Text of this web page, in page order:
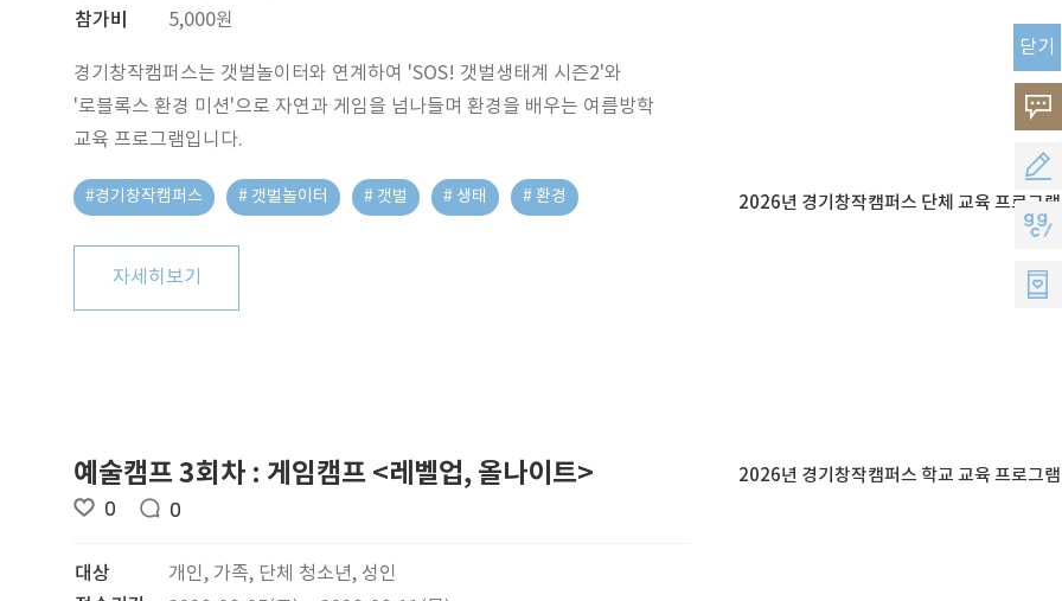
고
의
리
공
모
지
지
스
닫기
참가비
5,000원
경기창작캠퍼스는 갯벌놀이터와 연계하여 'SOS! 갯벌생태계 시즌2'와
'로블록스 환경 미션'으로 자연과 게임을 넘나들며 환경을 배우는 여름방학
교육 프로그램입니다.
#경기창작캠퍼스 # 갯벌놀이터 # 갯벌 # 생태 # 환경
자세히보기
예술캠프 3회차 : 게임캠프 <레벨업, 올나이트>
0 0
대상
개인, 가족, 단체 청소년, 성인
2026년 경기창작캠퍼스 단체 교육 프로그램
2026년 경기창작캠퍼스 학교 교육 프로그램